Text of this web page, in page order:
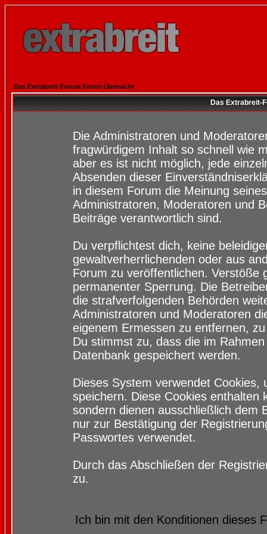
Das Extrabreit-Forum Foren-Übersicht
Das Extrabreit-
Die Administratoren und
fragwürdigem Inhalt so schnell wie
aber es ist nicht möglich, jede
Absenden dieser
in diesem Forum die Meinung
Administratoren, Moderatoren und
Beiträge verantwortlich sind.
Du verpflichtest dich, keine
gewaltverherrlichenden oder aus
Forum zu veröffentlichen. Verstöße
permanenter Sperrung. Die
die strafverfolgenden Behörden
Administratoren und Moderatoren
eigenem Ermessen zu entfernen,
Du stimmst zu, dass die im
Datenbank gespeichert werden.
Dieses System verwendet
speichern. Diese Cookies enthalten
sondern dienen ausschließlich dem
nur zur Bestätigung der
Passwortes verwendet.
Durch das Abschließen der
zu.
Ich bin mit den Konditionen dieses